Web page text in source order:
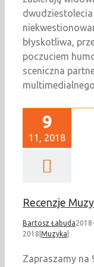
błyskotliwa,
poczuciem
sceniczna
multimedialnego
9
11, 2018
Recenzje
Bartosz Łabuda
2018 Muzyka
Zapraszamy na